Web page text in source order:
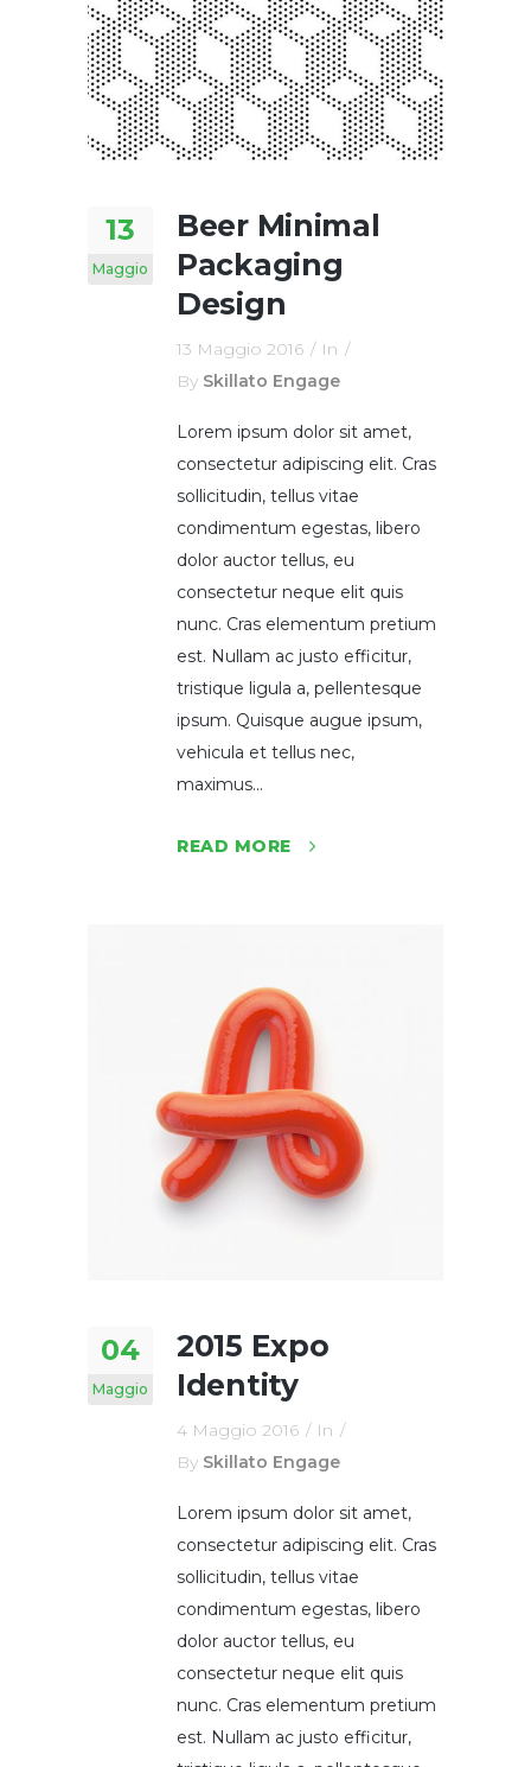
13
Maggio
Beer Minimal
Packaging
Design
13 Maggio 2016
In
By Skillato Engage
Lorem ipsum dolor sit amet,
consectetur adipiscing elit. Cras
sollicitudin, tellus vitae
condimentum egestas, libero
dolor auctor tellus, eu
consectetur neque elit quis
nunc. Cras elementum pretium
est. Nullam ac justo efficitur,
tristique ligula a, pellentesque
ipsum. Quisque augue ipsum,
vehicula et tellus nec,
maximus...
READ MORE
04
Maggio
2015 Expo
Identity
4 Maggio 2016
In
By Skillato Engage
Lorem ipsum dolor sit amet,
consectetur adipiscing elit. Cras
sollicitudin, tellus vitae
condimentum egestas, libero
dolor auctor tellus, eu
consectetur neque elit quis
nunc. Cras elementum pretium
est. Nullam ac justo efficitur,